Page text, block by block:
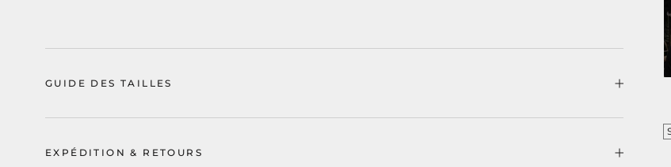
GUIDE DES TAILLES
EXPÉDITION & RETOURS